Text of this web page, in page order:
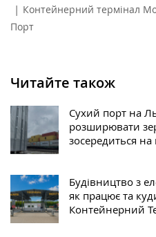
| Контейнерний термінал
Порт
Читайте також
Сухий порт на
розширювати
зосередиться на
Будівництво з
як працює та
Контейнерний